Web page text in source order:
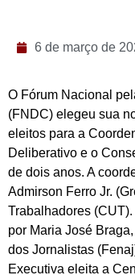
6 de março de
O Fórum Nacional
(FNDC) elegeu sua
eleitos para a
Deliberativo e o
de dois anos. A
Admirson Ferro Jr.
Trabalhadores
por Maria José
dos Jornalistas
Executiva eleita a